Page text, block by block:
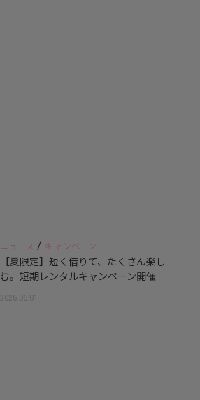
ニュース / キャンペーン
【夏限定】短く借りて、たくさん楽し
む。短期レンタルキャンペーン開催
2026.06.01